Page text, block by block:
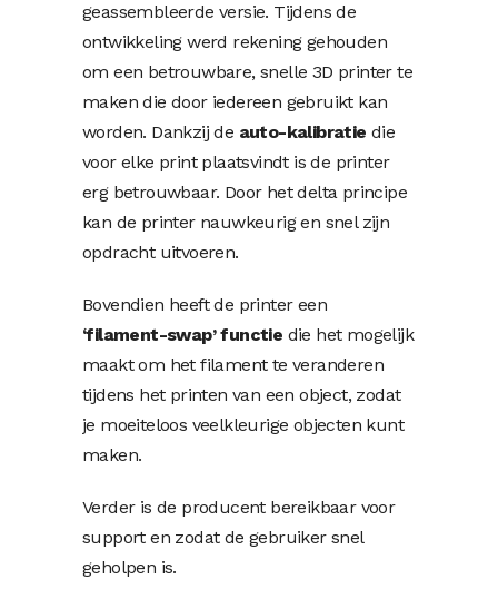
geassembleerde versie. Tijdens de
ontwikkeling werd rekening gehouden
om een betrouwbare, snelle 3D printer te
maken die door iedereen gebruikt kan
worden. Dankzij de auto-kalibratie die
voor elke print plaatsvindt is de printer
erg betrouwbaar. Door het delta principe
kan de printer nauwkeurig en snel zijn
opdracht uitvoeren.
Bovendien heeft de printer een
‘filament-swap’ functie die het mogelijk
maakt om het filament te veranderen
tijdens het printen van een object, zodat
je moeiteloos veelkleurige objecten kunt
maken.
Verder is de producent bereikbaar voor
support en zodat de gebruiker snel
geholpen is.